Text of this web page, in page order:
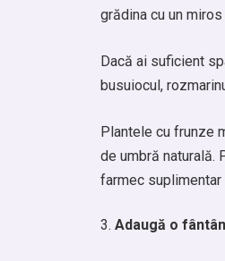
grădina cu un
Dacă ai suficient
busuiocul,
Plantele cu frunze
de umbră naturală.
farmec
Adaugă o